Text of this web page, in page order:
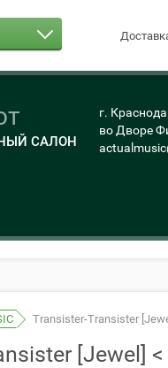
САЛОН
г.
во Дворе
Transister-Transister
[Jewel]